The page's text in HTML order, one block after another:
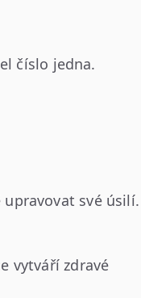
číslo jedna.
své úsilí.
vytváří zdravé